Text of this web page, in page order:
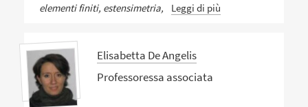
elementi finiti, estensimetria,
Leggi di più
Elisabetta De Angelis
Professoressa associata